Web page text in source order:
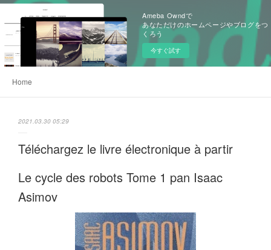
Ameba Owndで
あなただけのホームページやブログをつ
くろう
今すぐ試す
Home
2021.03.30 05:29
Téléchargez le livre électronique à partir
Le cycle des robots Tome 1 pan Isaac
Asimov